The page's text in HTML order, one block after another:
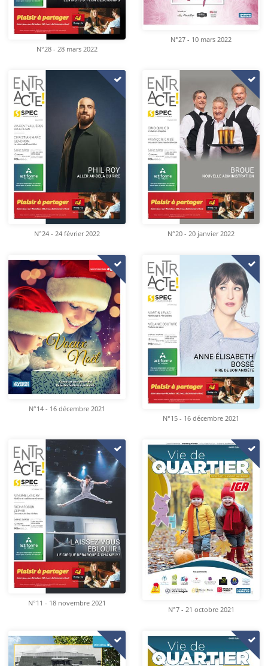
N°28 - 28 mars 2022
N°27 - 10 mars 2022
N°24 - 24 février 2022 N°20 - 20 janvier 2022
N°14 - 16 décembre 2021
N°15 - 16 décembre 2021
N°11 - 18 novembre 2021
N°7 - 21 octobre 2021